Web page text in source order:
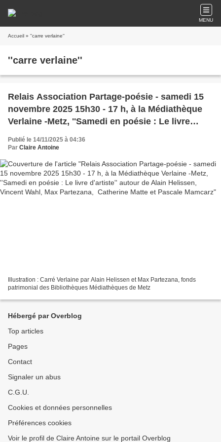
MENU
Accueil » ''carre verlaine''
''carre verlaine''
Relais Association Partage-poésie - samedi 15
novembre 2025 15h30 - 17 h, à la Médiathèque
Verlaine -Metz, ''Samedi en poésie : Le livre
d'artiste'' autour de Alain Helissen, Vincent
Wahl, Max Partezana, Catherine Matte et
Publié le 14/11/2025 à 04:36
Par Claire Antoine
Illustration : Carré Verlaine par Alain Helissen et Max Partezana, fonds
patrimonial des Bibliothèques Médiathèques de Metz
Hébergé par Overblog
Top articles
Pages
Contact
Signaler un abus
C.G.U.
Cookies et données personnelles
Préférences cookies
Voir le profil de Claire Antoine sur le portail Overblog